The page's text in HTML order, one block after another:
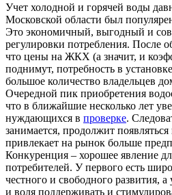
Учет холодной и горячей воды
Московской области был
Это экономичный, выгодный и
регулировки потребления. После
что цены на ЖКХ (а значит, и
поднимут, потребность в
большое количество владельцев
Очередной пик приобретения
что в ближайшие несколько лет
нуждающихся в проверке.
занимается, продолжит
привлекает на рынок больше
Конкуренция – хорошее явление
потребителей. У первого есть
честного и свободного развития,
и воля поддерживать и